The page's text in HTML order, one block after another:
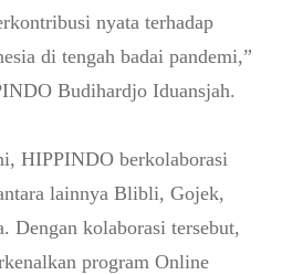
nyata terhadap
di tengah badai pandemi,”
Budihardjo Iduansjah.
HIPPINDO berkolaborasi
lainnya Blibli, Gojek,
Dengan kolaborasi tersebut,
program Online